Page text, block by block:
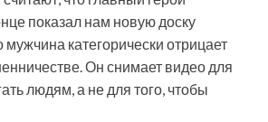
показал нам новую доску
мужчина категорически отрицает
Он снимает видео для
людям, а не для того, чтобы